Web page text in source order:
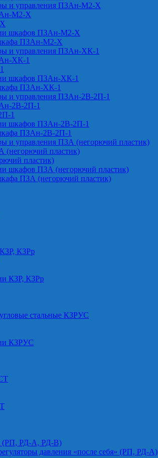
и управления ПЗАн-М2-Х
М2-Х
шкафов ПЗАн-М2-Х
ПЗАн-М2-Х
и управления ПЗАн-ХК-1
ХК-1
шкафов ПЗАн-ХК-1
ПЗАн-ХК-1
и управления ПЗАн-2В-2П-1
2В-2П-1
1
шкафов ПЗАн-2В-2П-1
ПЗАн-2В-2П-1
и управления ПЗА (негорючий пластик)
пластик)
пластик)
шкафов ПЗА (негорючий пластик)
ПЗА (негорючий пластик)
КЗРр
КЗР, КЗРр
стальные КЗРУС
КЗРУС
(РП, РД-А, РД-В)
давления «после себя» (РП, РД-А)